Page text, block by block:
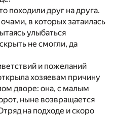
походили друг на друга.
в которых затаилась
улыбаться
не смогли, да
и пожеланий
хозяевам причину
дворе: она, с малым
ныне возвращается
на подходе и скоро